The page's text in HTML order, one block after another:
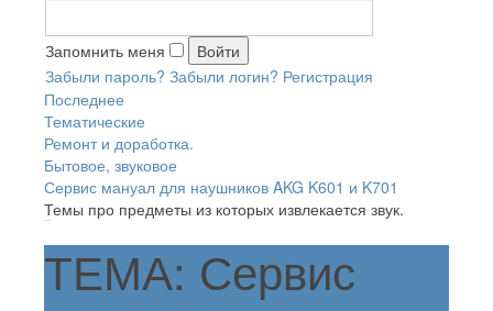
Запомнить меня
Забыли пароль? Забыли логин? Регистрация
Последнее
Тематические
Ремонт и доработка.
Бытовое, звуковое
Сервис мануал для наушников AKG K601 и K701
Темы про предметы из которых извлекается звук.
ТЕМА: Сервис